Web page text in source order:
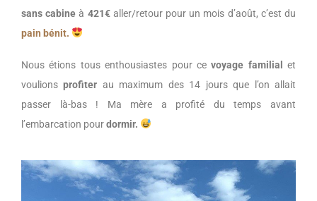
sans cabine à 421€aller/retour pour un mois d’août, c’est du
pain bénit.
Nous étions tous enthousiastes pour cevoyage familial
et
voulionsprofiter au maximum des 14 jours que l’on allait
passer là-bas ! Ma mère a profité du temps avant
l’embarcation pourdormir.